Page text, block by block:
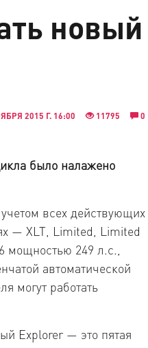
новый
2015 Г. 16:00 11795 0
было налажено
всех действующих
— XLT, Limited, Limited
мощностью 249 л.с.,
автоматической
могут работать
Explorer — это пятая